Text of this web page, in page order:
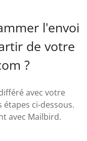
l'envoi
de votre
?
avec votre
étapes ci-dessous.
avec Mailbird.